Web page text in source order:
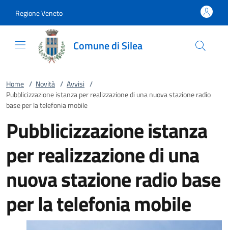
Regione Veneto
Comune di Silea
Home / Novità / Avvisi /
Pubblicizzazione istanza per realizzazione di una nuova stazione radio
base per la telefonia mobile
Pubblicizzazione istanza
per realizzazione di una
nuova stazione radio base
per la telefonia mobile